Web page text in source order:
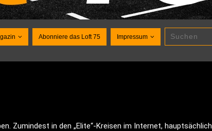
Abonniere das Loft 75 Impressum
Zumindest in den „Elite“-Kreisen im Internet, hauptsächlich